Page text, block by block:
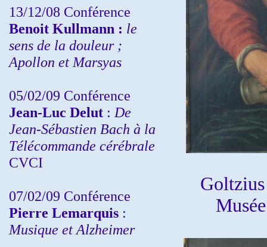
13/12/08 Conférence
Benoit Kullmann : le
sens de la douleur ;
Apollon et Marsyas
05/02/09 Conférence
Jean-Luc Delut : De
Jean-Sébastien Bach à la
Télécommande cérébrale
CVCI
07/02/09 Conférence
Pierre Lemarquis :
Musique et Alzheimer
Goltzius